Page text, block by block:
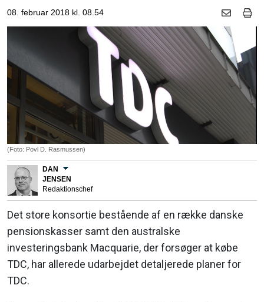
08. februar 2018 kl. 08.54
(Foto: Povl D. Rasmussen)
DAN
JENSEN
Redaktionschef
Det store konsortie bestående af en række danske
pensionskasser samt den australske
investeringsbank Macquarie, der forsøger at købe
TDC, har allerede udarbejdet detaljerede planer for
TDC.